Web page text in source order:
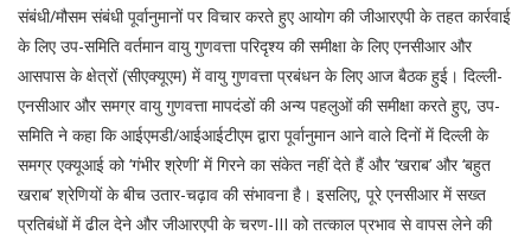
संबंधी/मौसम संबंधी पूर्वानुमानों पर विचार करते हुए आयोग की जीआरएपी के तहत कार्रवाई
के लिए उप-समिति वर्तमान वायु गुणवत्ता परिदृश्य की समीक्षा के लिए एनसीआर और
आसपास के क्षेत्रों (सीएक्यूएम) में वायु गुणवत्ता प्रबंधन के लिए आज बैठक हुई। दिल्ली-
एनसीआर और समग्र वायु गुणवत्ता मापदंडों की अन्य पहलुओं की समीक्षा करते हुए, उप-
समिति ने कहा कि आईएमडी/आईआईटीएम द्वारा पूर्वानुमान आने वाले दिनों में दिल्ली के
समग्र एक्यूआई को ‘गंभीर श्रेणी’ में गिरने का संकेत नहीं देते हैं और ‘खराब’ और ‘बहुत
खराब’ श्रेणियों के बीच उतार-चढ़ाव की संभावना है। इसलिए, पूरे एनसीआर में सख्त
प्रतिबंधों में ढील देने और जीआरएपी के चरण-III को तत्काल प्रभाव से वापस लेने की